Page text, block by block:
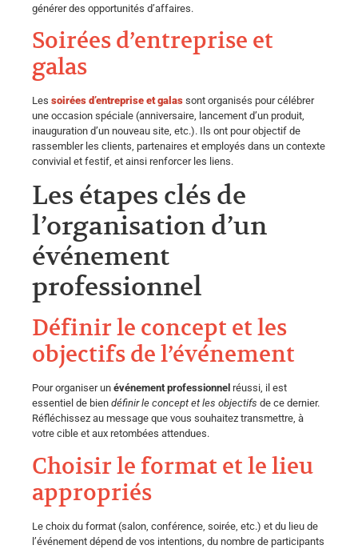
générer des opportunités d’affaires.
Soirées d’entreprise et
galas
Les soirées d’entreprise et galas sont organisés pour célébrer
une occasion spéciale (anniversaire, lancement d’un produit,
inauguration d’un nouveau site, etc.). Ils ont pour objectif de
rassembler les clients, partenaires et employés dans un contexte
convivial et festif, et ainsi renforcer les liens.
Les étapes clés de
l’organisation d’un
événement
professionnel
Définir le concept et les
objectifs de l’événement
Pour organiser un événement professionnel réussi, il est
essentiel de bien définir le concept et les objectifs de ce dernier.
Réfléchissez au message que vous souhaitez transmettre, à
votre cible et aux retombées attendues.
Choisir le format et le lieu
appropriés
Le choix du format (salon, conférence, soirée, etc.) et du lieu de
l’événement dépend de vos intentions, du nombre de participants